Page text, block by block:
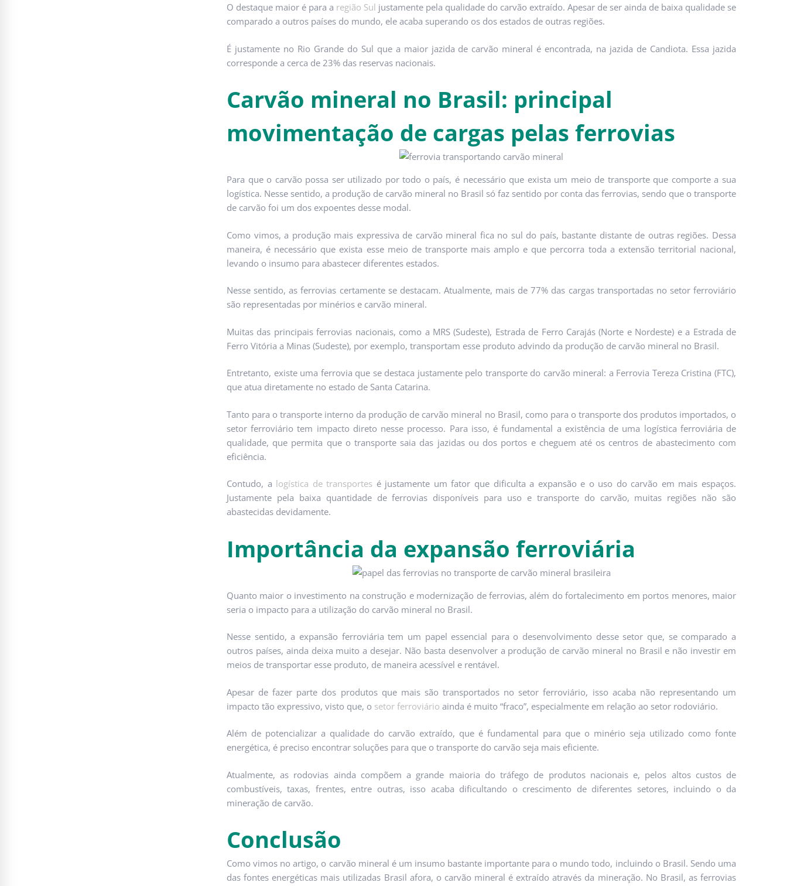
O destaque maior é para a região Sul justamente pela qualidade do carvão extraído. Apesar de ser ainda de baixa qualidade se
comparado a outros países do mundo, ele acaba superando os dos estados de outras regiões.
É justamente no Rio Grande do Sul que a maior jazida de carvão mineral é encontrada, na jazida de Candiota. Essa jazida
corresponde a cerca de 23% das reservas nacionais.
Carvão mineral no Brasil: principal
movimentação de cargas pelas ferrovias
Para que o carvão possa ser utilizado por todo o país, é necessário que exista um meio de transporte que comporte a sua
logística. Nesse sentido, a produção de carvão mineral no Brasil só faz sentido por conta das ferrovias, sendo que o transporte
de carvão foi um dos expoentes desse modal.
Como vimos, a produção mais expressiva de carvão mineral fica no sul do país, bastante distante de outras regiões. Dessa
maneira, é necessário que exista esse meio de transporte mais amplo e que percorra toda a extensão territorial nacional,
levando o insumo para abastecer diferentes estados.
Nesse sentido, as ferrovias certamente se destacam. Atualmente, mais de 77% das cargas transportadas no setor ferroviário
são representadas por minérios e carvão mineral.
Muitas das principais ferrovias nacionais, como a MRS (Sudeste), Estrada de Ferro Carajás (Norte e Nordeste) e a Estrada de
Ferro Vitória a Minas (Sudeste), por exemplo, transportam esse produto advindo da produção de carvão mineral no Brasil.
Entretanto, existe uma ferrovia que se destaca justamente pelo transporte do carvão mineral: a Ferrovia Tereza Cristina (FTC),
que atua diretamente no estado de Santa Catarina.
Tanto para o transporte interno da produção de carvão mineral no Brasil, como para o transporte dos produtos importados, o
setor ferroviário tem impacto direto nesse processo. Para isso, é fundamental a existência de uma logística ferroviária de
qualidade, que permita que o transporte saia das jazidas ou dos portos e cheguem até os centros de abastecimento com
eficiência.
Contudo, a logística de transportes é justamente um fator que dificulta a expansão e o uso do carvão em mais espaços.
Justamente pela baixa quantidade de ferrovias disponíveis para uso e transporte do carvão, muitas regiões não são
abastecidas devidamente.
Importância da expansão ferroviária
Quanto maior o investimento na construção e modernização de ferrovias, além do fortalecimento em portos menores, maior
seria o impacto para a utilização do carvão mineral no Brasil.
Nesse sentido, a expansão ferroviária tem um papel essencial para o desenvolvimento desse setor que, se comparado a
outros países, ainda deixa muito a desejar. Não basta desenvolver a produção de carvão mineral no Brasil e não investir em
meios de transportar esse produto, de maneira acessível e rentável.
Apesar de fazer parte dos produtos que mais são transportados no setor ferroviário, isso acaba não representando um
impacto tão expressivo, visto que, o setor ferroviário ainda é muito “fraco”, especialmente em relação ao setor rodoviário.
Além de potencializar a qualidade do carvão extraído, que é fundamental para que o minério seja utilizado como fonte
energética, é preciso encontrar soluções para que o transporte do carvão seja mais eficiente.
Atualmente, as rodovias ainda compõem a grande maioria do tráfego de produtos nacionais e, pelos altos custos de
combustíveis, taxas, frentes, entre outras, isso acaba dificultando o crescimento de diferentes setores, incluindo o da
mineração de carvão.
Conclusão
Como vimos no artigo, o carvão mineral é um insumo bastante importante para o mundo todo, incluindo o Brasil. Sendo uma
das fontes energéticas mais utilizadas Brasil afora, o carvão mineral é extraído através da mineração. No Brasil, as ferrovias